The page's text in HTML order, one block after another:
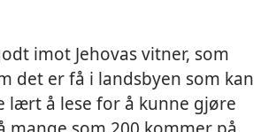
imot Jehovas vitner, som
det er få i landsbyen som kan
lært å lese for å kunne gjøre